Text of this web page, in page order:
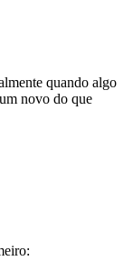
quando algo
novo do que